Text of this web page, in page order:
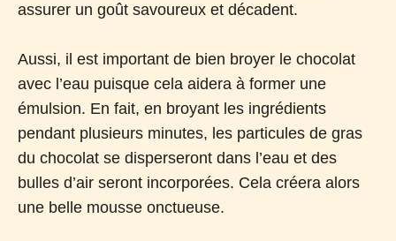
assurer un goût savoureux et décadent.
Aussi, il est important de bien broyer le chocolat
avec l’eau puisque cela aidera à former une
émulsion. En fait, en broyant les ingrédients
pendant plusieurs minutes, les particules de gras
du chocolat se disperseront dans l’eau et des
bulles d’air seront incorporées. Cela créera alors
une belle mousse onctueuse.